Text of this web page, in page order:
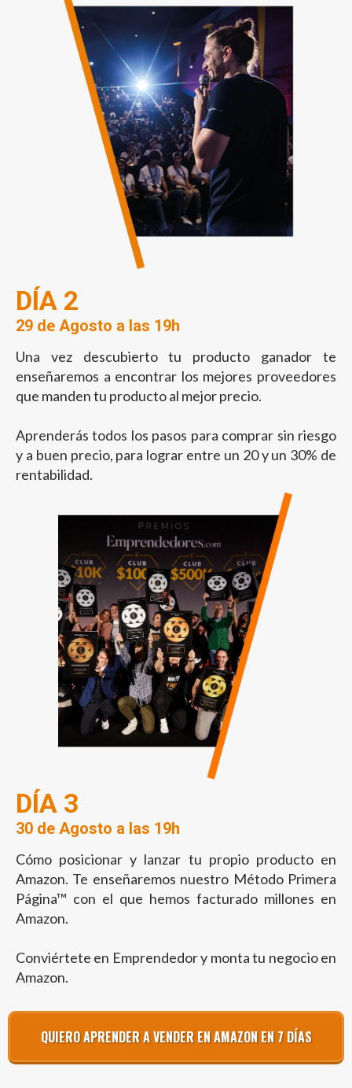
DÍA 2
29 de Agosto a las 19h
Una vez descubierto tu producto ganador te
enseñaremos a encontrar los mejores proveedores
que manden tu producto al mejor precio.
Aprenderás todos los pasos para comprar sin riesgo
y a buen precio, para lograr entre un 20 y un 30% de
rentabilidad.
DÍA 3
30 de Agosto a las 19h
Cómo posicionar y lanzar tu propio producto en
Amazon. Te enseñaremos nuestro Método Primera
Página™ con el que hemos facturado millones en
Amazon.
Conviértete en Emprendedor y monta tu negocio en
Amazon.
QUIERO APRENDER A VENDER EN AMAZON EN 7 DÍAS